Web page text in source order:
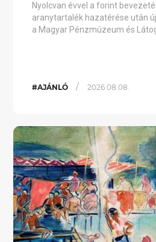
Nyolcvan évvel a forint
aranytartalék hazatérése után
a Magyar Pénzmúzeum és
#AJÁNLÓ / 2026.08.08.